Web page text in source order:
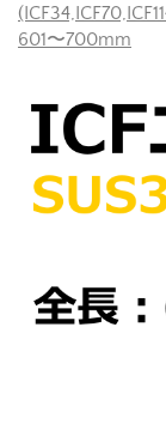
601〜700mm